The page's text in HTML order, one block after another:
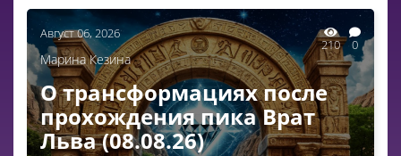
Август 06, 2026
210 0
Марина Кезина
О трансформациях после
прохождения пика Врат
Льва (08.08.26)